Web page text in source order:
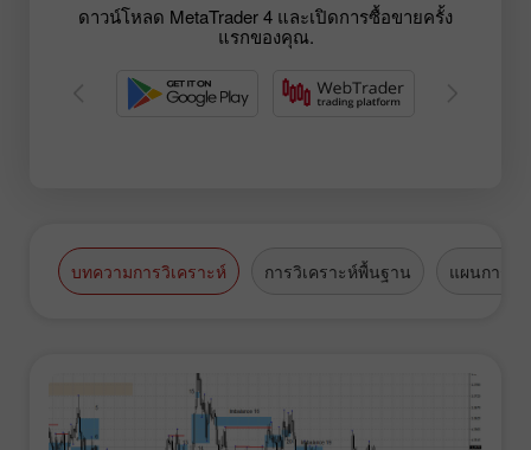
ดาวน์โหลด MetaTrader 4 และเปิดการซื้อขายครั้ง
แรกของคุณ.
บทความการวิเคราะห์ การวิเคราะห์พื้นฐาน แผนการซื้